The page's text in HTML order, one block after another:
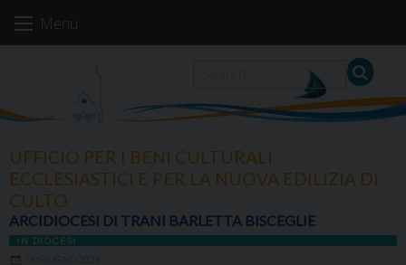
Menu
UFFICIO PER I BENI CULTURALI
ECCLESIASTICI E PER LA NUOVA EDILIZIA DI
CULTO
ARCIDIOCESI DI TRANI BARLETTA BISCEGLIE
IN DIOCESI
18 GIUGNO 2023